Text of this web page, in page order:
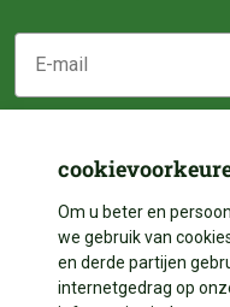
E-mail
Klantenservice
Over ons
Contact
Categorieën
Vijveraanleg
Volg ons
Om u beter en
we gebruik van
en derde partijen
internetgedrag op